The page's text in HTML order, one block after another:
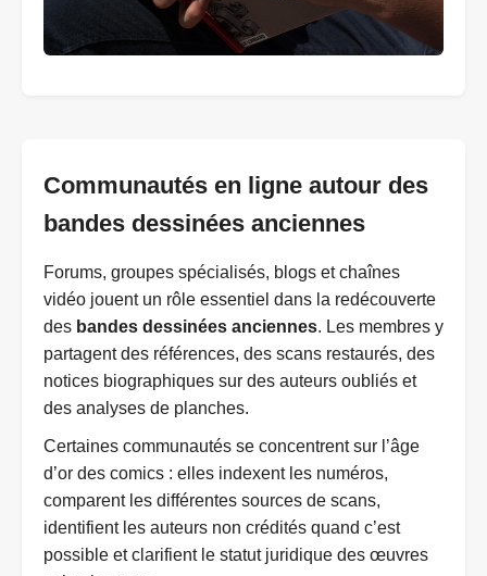
Communautés en ligne autour des
bandes dessinées anciennes
Forums, groupes spécialisés, blogs et chaînes
vidéo jouent un rôle essentiel dans la redécouverte
des bandes dessinées anciennes. Les membres y
partagent des références, des scans restaurés, des
notices biographiques sur des auteurs oubliés et
des analyses de planches.
Certaines communautés se concentrent sur l’âge
d’or des comics : elles indexent les numéros,
comparent les différentes sources de scans,
identifient les auteurs non crédités quand c’est
possible et clarifient le statut juridique des œuvres